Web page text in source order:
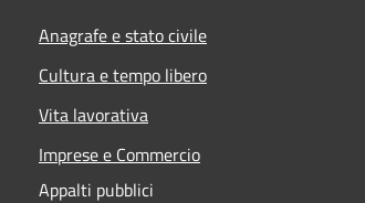
Anagrafe e stato civile
Cultura e tempo libero
Vita lavorativa
Imprese e Commercio
Appalti pubblici